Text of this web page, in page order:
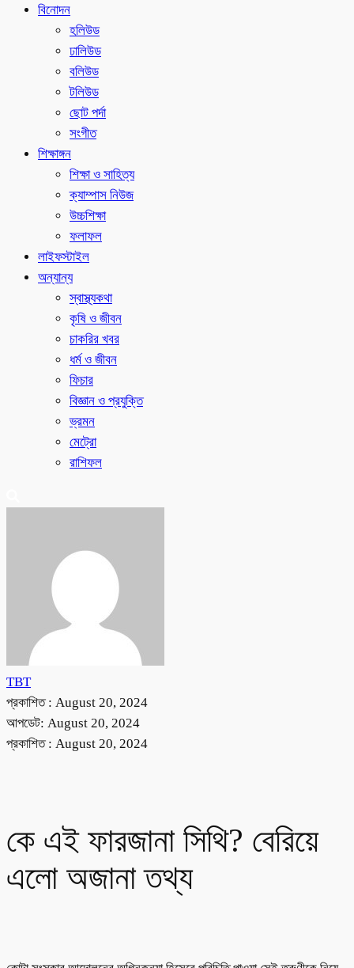
বিনোদন
হলিউড
ঢালিউড
বলিউড
টলিউড
ছোট পর্দা
সংগীত
শিক্ষাঙ্গন
শিক্ষা ও সাহিত্য
ক্যাম্পাস নিউজ
উচ্চশিক্ষা
ফলাফল
লাইফস্টাইল
অন্যান্য
স্বাস্থ্যকথা
কৃষি ও জীবন
চাকরির খবর
ধর্ম ও জীবন
ফিচার
বিজ্ঞান ও প্রযুক্তি
ভ্রমন
মেট্রো
রাশিফল
TBT
প্রকাশিত : August 20, 2024
আপডেট: August 20, 2024
প্রকাশিত : August 20, 2024
কে এই ফারজানা সিথি? বেরিয়ে
এলো অজানা তথ্য